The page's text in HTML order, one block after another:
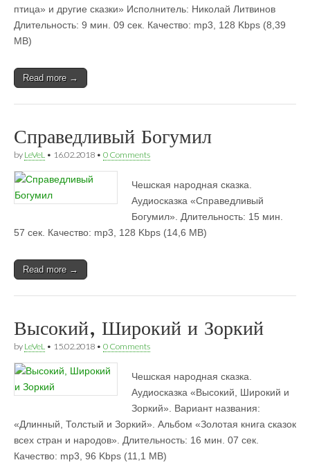
птица» и другие сказки» Исполнитель: Николай Литвинов
Длительность: 9 мин. 09 сек. Качество: mp3, 128 Kbps (8,39
MB)
Read more →
Справедливый Богумил
by LeVeL • 16.02.2018 • 0 Comments
Чешская народная сказка.
Аудиосказка «Справедливый
Богумил». Длительность: 15 мин.
57 сек. Качество: mp3, 128 Kbps (14,6 MB)
Read more →
Высокий, Широкий и Зоркий
by LeVeL • 15.02.2018 • 0 Comments
Чешская народная сказка.
Аудиосказка «Высокий, Широкий и
Зоркий». Вариант названия:
«Длинный, Толстый и Зоркий». Альбом «Золотая книга сказок
всех стран и народов». Длительность: 16 мин. 07 сек.
Качество: mp3, 96 Kbps (11,1 MB)